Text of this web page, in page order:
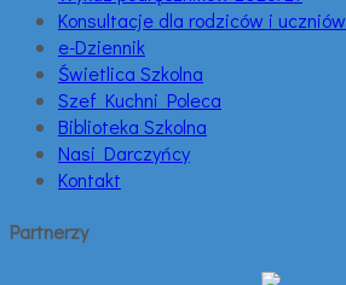
Konsultacje dla rodziców i uczniów
e-Dziennik
Świetlica Szkolna
Szef Kuchni Poleca
Biblioteka Szkolna
Nasi Darczyńcy
Kontakt
Partnerzy